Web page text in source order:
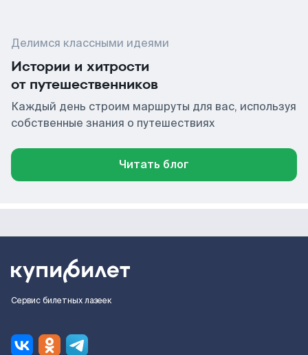
Делимся классными идеями
Истории и хитрости
от путешественников
Каждый день строим маршруты для вас, используя
собственные знания о путешествиях
Читать блог
Сервис билетных лазеек